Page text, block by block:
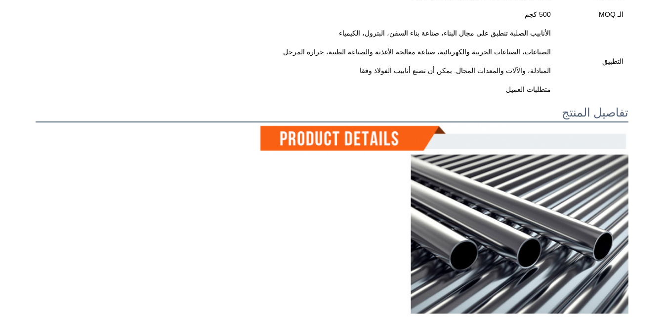
الـ MOQ 500 كجم
التطبيق
الأنابيب الصلبة تنطبق على مجال البناء، صناعة بناء السفن، البترول، الكيمياء
الصناعات، الصناعات الحربية والكهربائية، صناعة معالجة الأغذية والصناعة الطبية، حرارة المرجل
المبادلة، والآلات والمعدات المجال. يمكن أن تصنع أنابيب الفولاذ وفقا
متطلبات العميل
تفاصيل المنتج